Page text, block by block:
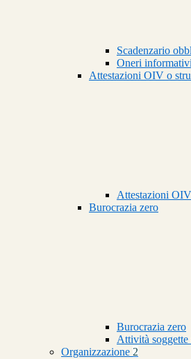
Scadenzario
Oneri
Attestazioni OIV o
Attestazioni
Burocrazia zero
Burocrazia zero
Attività
Organizzazione 2